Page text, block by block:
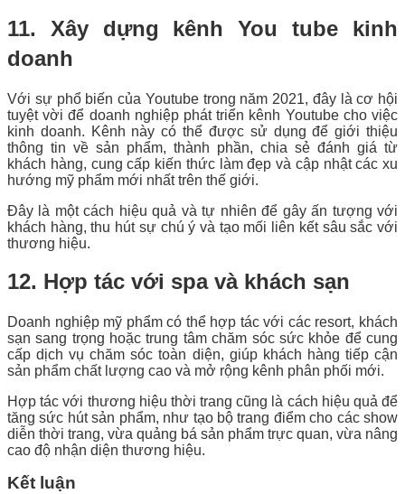
11. Xây dựng kênh You tube kinh
doanh
Với sự phổ biến của Youtube trong năm 2021, đây là cơ hội
tuyệt vời để doanh nghiệp phát triển kênh Youtube cho việc
kinh doanh. Kênh này có thể được sử dụng để giới thiệu
thông tin về sản phẩm, thành phần, chia sẻ đánh giá từ
khách hàng, cung cấp kiến thức làm đẹp và cập nhật các xu
hướng mỹ phẩm mới nhất trên thế giới.
Đây là một cách hiệu quả và tự nhiên để gây ấn tượng với
khách hàng, thu hút sự chú ý và tạo mối liên kết sâu sắc với
thương hiệu.
12. Hợp tác với spa và khách sạn
Doanh nghiệp mỹ phẩm có thể hợp tác với các resort, khách
sạn sang trọng hoặc trung tâm chăm sóc sức khỏe để cung
cấp dịch vụ chăm sóc toàn diện, giúp khách hàng tiếp cận
sản phẩm chất lượng cao và mở rộng kênh phân phối mới.
Hợp tác với thương hiệu thời trang cũng là cách hiệu quả để
tăng sức hút sản phẩm, như tạo bộ trang điểm cho các show
diễn thời trang, vừa quảng bá sản phẩm trực quan, vừa nâng
cao độ nhận diện thương hiệu.
Kết luận